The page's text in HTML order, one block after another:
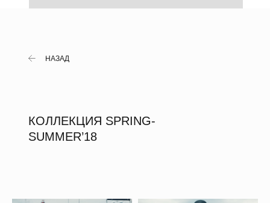
НАЗАД
КОЛЛЕКЦИЯ SPRING-
SUMMER’18